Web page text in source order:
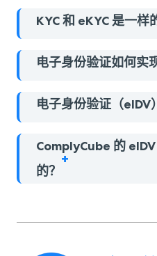
KYC 和 eKYC 是一样
电子身份验证如何实
电子身份验证（eIDV
ComplyCube 的
的？